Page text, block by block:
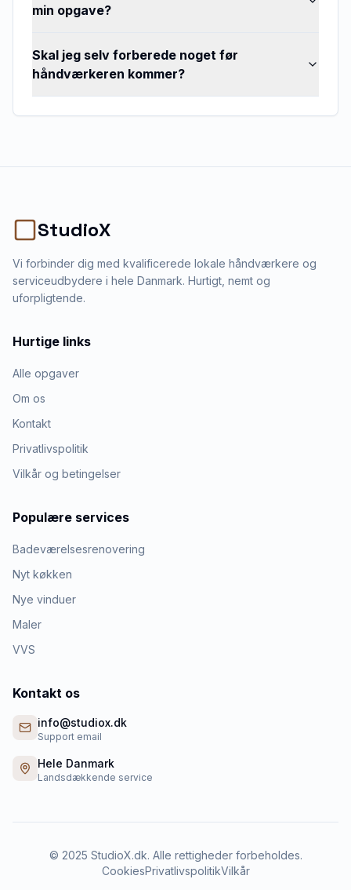
min opgave?
Skal jeg selv forberede noget før
håndværkeren kommer?
StudioX
Vi forbinder dig med kvalificerede lokale håndværkere og
serviceudbydere i hele Danmark. Hurtigt, nemt og
uforpligtende.
Hurtige links
Alle opgaver
Om os
Kontakt
Privatlivspolitik
Vilkår og betingelser
Populære services
Badeværelsesrenovering
Nyt køkken
Nye vinduer
Maler
VVS
Kontakt os
info@studiox.dk
Support email
Hele Danmark
Landsdækkende service
© 2025 StudioX.dk. Alle rettigheder forbeholdes.
CookiesPrivatlivspolitikVilkår